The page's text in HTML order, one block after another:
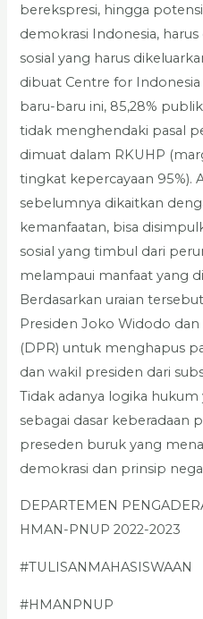
berekspresi, hingga
demokrasi Indonesia,
sosial yang harus
dibuat Centre for Indonesia
baru-baru ini, 85,28%
tidak menghendaki pasal
dimuat dalam RKUHP
tingkat kepercayaan 95%).
sebelumnya dikaitkan
kemanfaatan, bisa
sosial yang timbul dari
melampaui manfaat yang
Berdasarkan uraian
Presiden Joko Widodo
(DPR) untuk menghapus
dan wakil presiden dari
Tidak adanya logika
sebagai dasar keberadaan
preseden buruk yang
demokrasi dan prinsip
DEPARTEMEN
HMAN-PNUP 2022-2023
#TULISANMAHASISWAAN
#HMANPNUP